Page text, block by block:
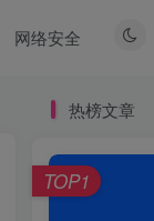
网络安全
热榜文章
TOP1